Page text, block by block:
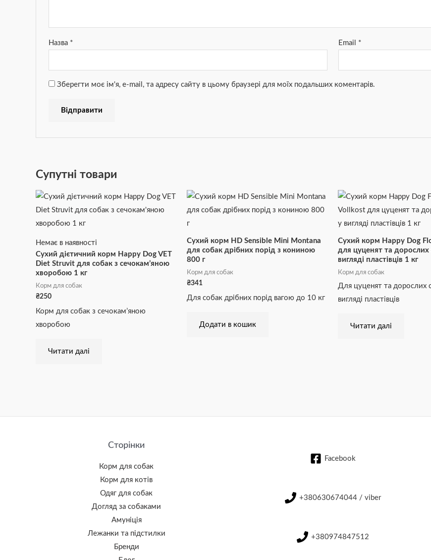
Назва * Email *
Зберегти моє ім'я, e-mail, та адресу сайту в цьому браузері для моїх подальших коментарів.
Супутні товари
Немає в наявності
Сухий дієтичний корм Happy Dog VET
Diet Struvit для собак з сечокам’яною
хворобою 1 кг
Корм для собак
₴250
Корм для собак з сечокам’яною
хворобою
Читати далі
Сухий корм HD Sensible Mini Montana
для собак дрібних порід з кониною
800 г
Корм для собак
₴341
Для собак дрібних порід вагою до 10 кг
Додати в кошик
Сухий корм Happy Dog
для цуценят та дорослих
вигляді пластівців 1 кг
Корм для собак
Для цуценят та дорослих
вигляді пластівців
Читати далі
Сторінки
Корм для собак
Корм для котів
Одяг для собак
Догляд за собаками
Амуніція
Лежанки та підстилки
Бренди
Facebook
+380630674044 / viber
+380974847512